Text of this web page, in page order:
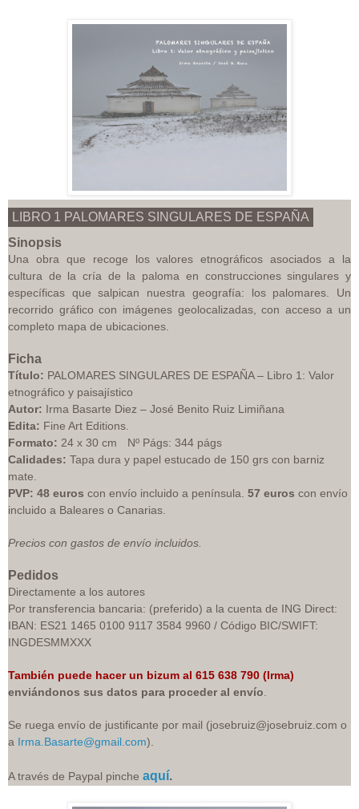
LIBRO 1 PALOMARES SINGULARES DE ESPAÑA
Sinopsis
Una obra que recoge los valores etnográficos asociados a la
cultura de la cría de la paloma en construcciones singulares y
específicas que salpican nuestra geografía: los palomares. Un
recorrido gráfico con imágenes geolocalizadas, con acceso a un
completo mapa de ubicaciones.
Ficha
Título: PALOMARES SINGULARES DE ESPAÑA – Libro 1: Valor
etnográfico y paisajístico
Autor: Irma Basarte Diez – José Benito Ruiz Limiñana
Edita: Fine Art Editions.
Formato: 24 x 30 cm Nº Págs: 344 págs
Calidades: Tapa dura y papel estucado de 150 grs con barniz
mate.
PVP: 48 euros con envío incluido a península. 57 euros con envío
incluido a Baleares o Canarias.
Precios con gastos de envío incluidos.
Pedidos
Directamente a los autores
Por transferencia bancaria: (preferido) a la cuenta de ING Direct:
IBAN: ES21 1465 0100 9117 3584 9960 / Código BIC/SWIFT:
INGDESMMXXX
También puede hacer un bizum al 615 638 790 (Irma)
enviándonos sus datos para proceder al envío
Se ruega envío de justificante por mail (josebruiz@josebruiz.com o
a Irma.Basarte@gmail.com).
A través de Paypal pinche aquí.